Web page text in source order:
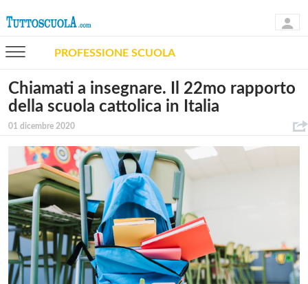
PROFESSIONE SCUOLA
Chiamati a insegnare. Il 22mo rapporto
della scuola cattolica in Italia
01 dicembre 2020